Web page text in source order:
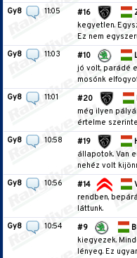
Gy8
11:05 #16
kegyetlen.
Ez nem
Gy8
11:03 #10
jó volt, parádé
mosónk
Gy8
11:01 #20
még ilyen
értelme
Gy8
10:58 #19
állapotok. Van
nehéz volt
Gy8
10:56 #14
rendben,
láttunk.
Gy8
10:54 #9
kiegyezek.
lényeg. Ez